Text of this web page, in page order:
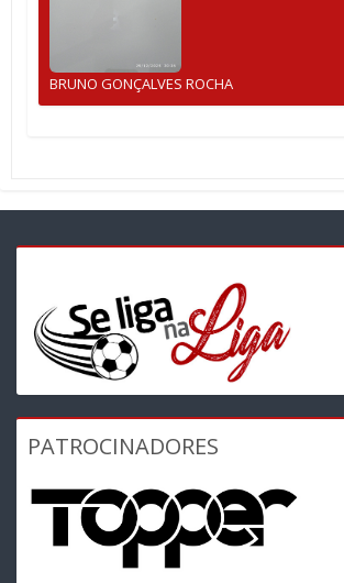
BRUNO GONÇALVES ROCHA
PATROCINADORES